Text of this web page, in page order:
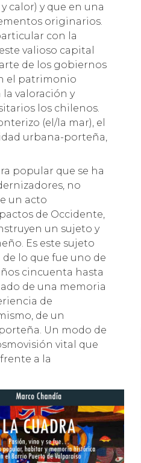
calor) y que en una
originarios.
con la
valioso capital
de los gobiernos
el patrimonio
valoración y
los chilenos.
(el/la mar), el
urbana-porteña,
popular que se ha
no
un acto
de Occidente,
un sujeto y
Es este sujeto
lo que fue uno de
cincuenta hasta
de una memoria
de
de un
Un modo de
vital que
a la